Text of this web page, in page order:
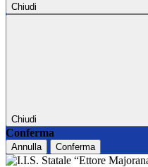
Chiudi
Chiudi
Conferma
Annulla Conferma